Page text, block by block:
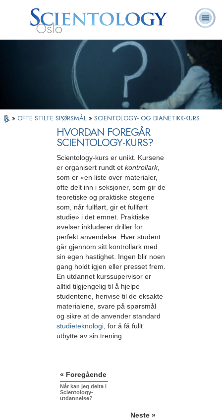
Oslo
Hva er
Scientology?
Frivillige
prester
Ofte stilte
spørsmål
» OFTE STILTE SPØRSMÅL » SCIENTOLOGY- OG DIANETIKK-KURS
HVORDAN FOREGÅR
SCIENTOLOGY-KURS?
Scientology-kurs er unikt. Kursene
er organisert rundt et kontrollark,
som er «en liste over materialer,
ofte delt inn i seksjoner, som gir de
teoretiske og praktiske stegene
som, når fullført, gir et fullført
studie» i det emnet. Praktiske
øvelser inkluderer driller for
perfekt anvendelse. Hver student
går gjennom sitt kontrollark med
sin egen hastighet. Ingen blir noen
gang holdt igjen eller presset frem.
En utdannet kurssupervisor er
alltid tilgjengelig til å hjelpe
studentene, henvise til de eksakte
materialene, svare på spørsmål
og sikre at de anvender standard
studieteknologi , for å få fullt
utbytte av sin trening.
« Foregående
Når kan jeg delta i
Scientology-
utdannelse?
Neste »